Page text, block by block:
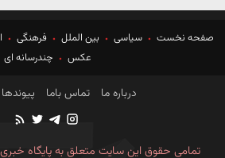
صفحه نخست سیاسی بین الملل فرهنگی
عکس
چندرسانه ای
درباره ما تماس باما پیوندها
تمامی حقوق این سایت متعلق به پایگاه